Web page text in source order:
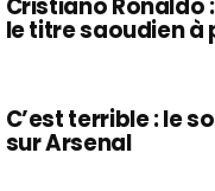
Cristiano Ronaldo
le titre saoudien à
C’est terrible : le
sur Arsenal